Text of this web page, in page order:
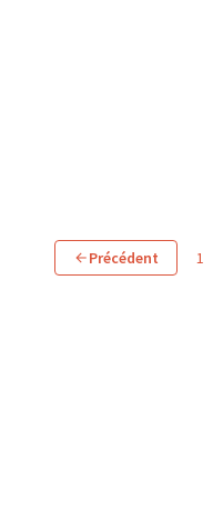
Précédent 1